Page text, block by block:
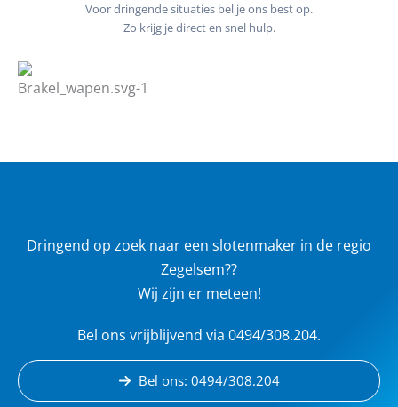
Voor dringende situaties bel je ons best op.
Zo krijg je direct en snel hulp.
Dringend op zoek naar een slotenmaker in de regio
Zegelsem??
Wij zijn er meteen!
Bel ons vrijblijvend via 0494/308.204.
Bel ons: 0494/308.204